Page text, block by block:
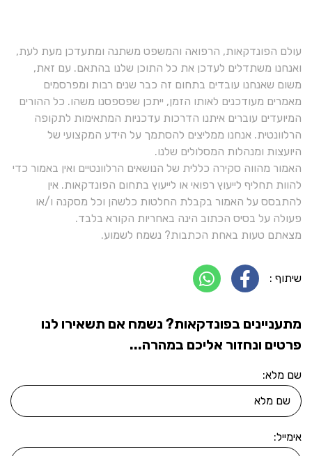
עולם הפונדקאות, הרפואה והמשפט משתנה ומתעדכן מעת לעת,
ואנחנו משתדלים לעדכן את כל התוכן שלנו בהתאם. עם זאת,
משום שאנחנו עובדים בתחום זה כבר שנים רבות ומפרסמים
מאמרים מעודכנים לאותו הזמן, ייתכן שפספסנו משהו. כל ההורים
המיועדים עוברים איתנו הדרכות עדכניות המתאימות לתקופה
הרלוונטית. אנחנו ממליצים להסתמך על הידע המקצועי של
היועצות ומנהלות המסלולים שלנו.
האמור מהווה סקירה כללית של הנושאים הרלוונטיים ואין באמור כדי
להוות תחליף לייעוץ רפואי או לייעוץ בתחום הפונדקאות. אין
להתבסס על האמור בקבלת החלטות כלשהן וכל מסקנה ו/או
פעולה על בסיס הכתוב הינה באחריות הקורא בלבד.
מצאתם טעות באחת הכתבות? נשמח לשמוע.
שיתוף :
מתעניינים בפונדקאות? נשמח אם תשאירו לנו
פרטים ונחזור אליכם במהרה...
שם מלא:
אימייל: